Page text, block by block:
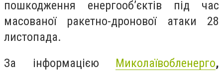
пошкодження енергообʼєктів під час
масованої ракетно-дронової атаки 28
листопада.
За інформацією Миколаївобленерго,